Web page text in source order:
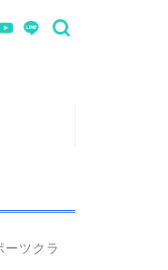
ーツクラ